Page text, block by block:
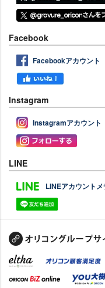
Facebook
Facebookアカウント
Instagram
Instagramアカウント
LINE
LINEアカウント